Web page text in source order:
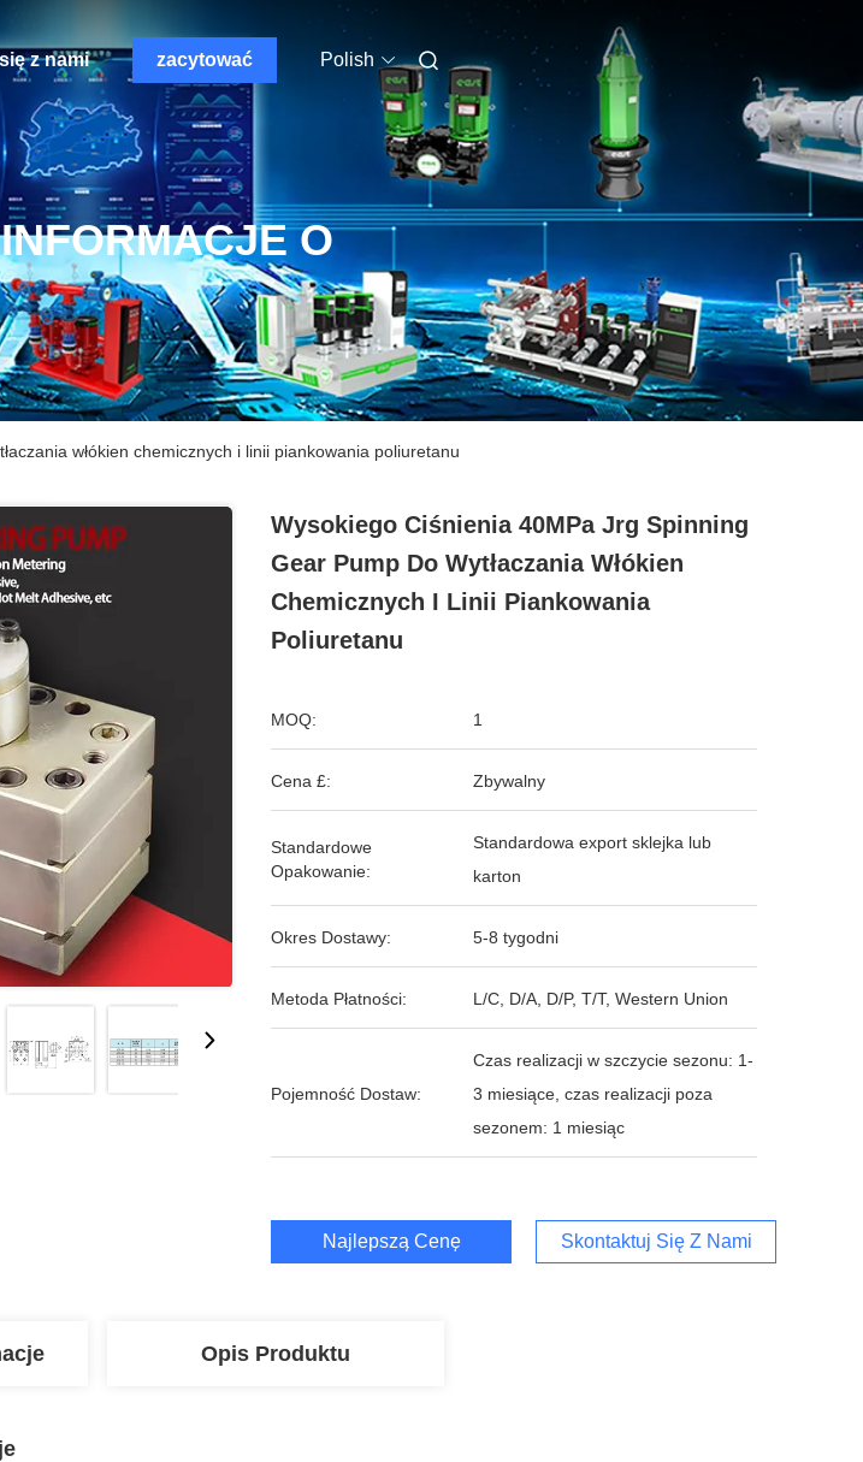
z nami zacytować Polish
O
włókien chemicznych i linii piankowania poliuretanu
Wysokiego Ciśnienia 40MPa Jrg Spinning
Gear Pump Do Wytłaczania Włókien
Chemicznych I Linii Piankowania
Poliuretanu
MOQ: 1
Cena £: Zbywalny
Standardowe
Opakowanie:
Standardowa export sklejka lub
karton
Okres Dostawy: 5-8 tygodni
Metoda Płatności: L/C, D/A, D/P, T/T, Western Union
Pojemność Dostaw:
Czas realizacji w szczycie sezonu: 1-
3 miesiące, czas realizacji poza
sezonem: 1 miesiąc
Najlepszą Cenę Skontaktuj Się Z Nami
Opis Produktu